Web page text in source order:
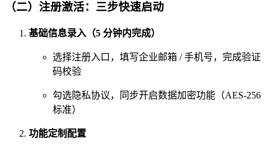
（二）注册激活：三步快速启动
基础信息录入（5 分钟内完成）
选择注册入口，填写企业邮箱 / 手机号，完成验证
码校验
勾选隐私协议，同步开启数据加密功能（AES-256
标准）
功能定制配置